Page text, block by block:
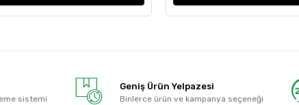
sistemi
Geniş Ürün Yelpazesi
Binlerce ürün ve kampanya seçeneği